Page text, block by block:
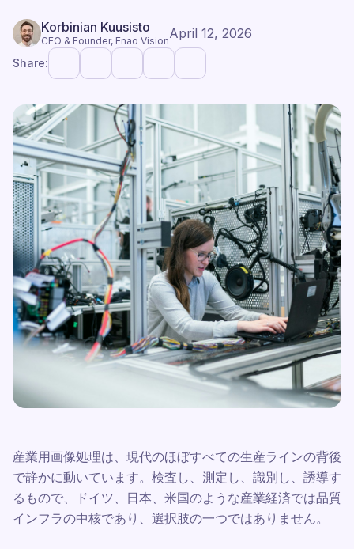
Korbinian Kuusisto
CEO & Founder, Enao VisionApril 12, 2026
Share:
産業用画像処理は、現代のほぼすべての生産ラインの背後
で静かに動いています。検査し、測定し、識別し、誘導す
るもので、ドイツ、日本、米国のような産業経済では品質
インフラの中核であり、選択肢の一つではありません。